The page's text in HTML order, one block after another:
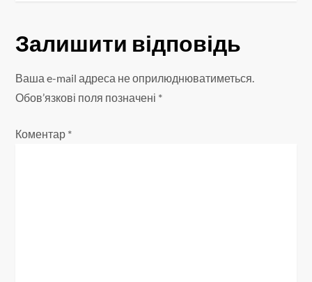
ц
я
з
Залишити відповідь
Ваша e-mail адреса не оприлюднюватиметься.
Обов’язкові поля позначені *
Коментар *